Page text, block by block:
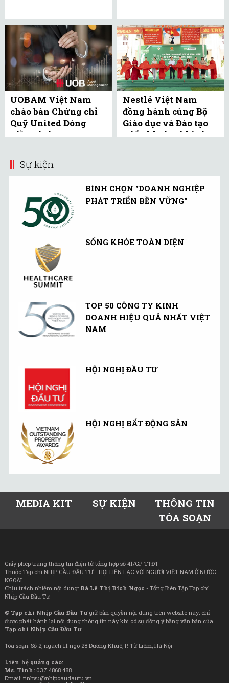
UOBAM Việt Nam
chào bán Chứng chỉ
Quỹ United Dòng
Tiền Linh Hoạt
Nestlé Việt Nam
đồng hành cùng Bộ
Giáo dục và Đào tạo
triển khai mô hình
Sự kiện
BÌNH CHỌN "DOANH NGHIỆP
PHÁT TRIỂN BỀN VỮNG"
SỐNG KHỎE TOÀN DIỆN
TOP 50 CÔNG TY KINH
DOANH HIỆU QUẢ NHẤT VIỆT
NAM
HỘI NGHỊ ĐẦU TƯ
HỘI NGHỊ BẤT ĐỘNG SẢN
MEDIA KIT SỰ KIỆN
THÔNG TIN
TÒA SOẠN
Giấy phép trang thông tin điện tử tổng hợp số 41/GP-TTĐT
Thuộc Tạp chí NHỊP CẦU ĐẦU TƯ - HỘI LIÊN LẠC VỚI NGƯỜI VIỆT NAM Ở NƯỚC
NGOÀI
Chịu trách nhiệm nội dung: Bà Lê Thị Bích Ngọc - Tổng Biên Tập Tạp chí
Nhịp Cầu Đầu Tư
© Tạp chí Nhịp Cầu Đầu Tưgiữ bản quyền nội dung trên website này; chỉ
được phát hành lại nội dung thông tin này khi có sự đồng ý bằng văn bản của
Tạp chí Nhịp Cầu Đầu Tư
Tòa soạn: Số 2, ngách 11 ngõ 28 Dương Khuê, P. Từ Liêm, Hà Nội
Liên hệ quảng cáo:
Ms. Tình: 037 4868 488
Email: tinhvu@nhipcaudautu.vn